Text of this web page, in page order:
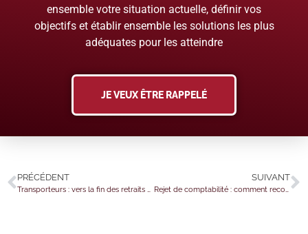
ensemble votre situation actuelle, définir vos
objectifs et établir ensemble les solutions les plus
adéquates pour les atteindre
JE VEUX ÊTRE RAPPELÉ
PRÉCÉDENT
Transporteurs : vers la fin des retraits de points pour les « petits » excès de vitesse ?
SUIVANT
Rejet de comptabilité : comment reconstituer les recettes de l’entreprise ?